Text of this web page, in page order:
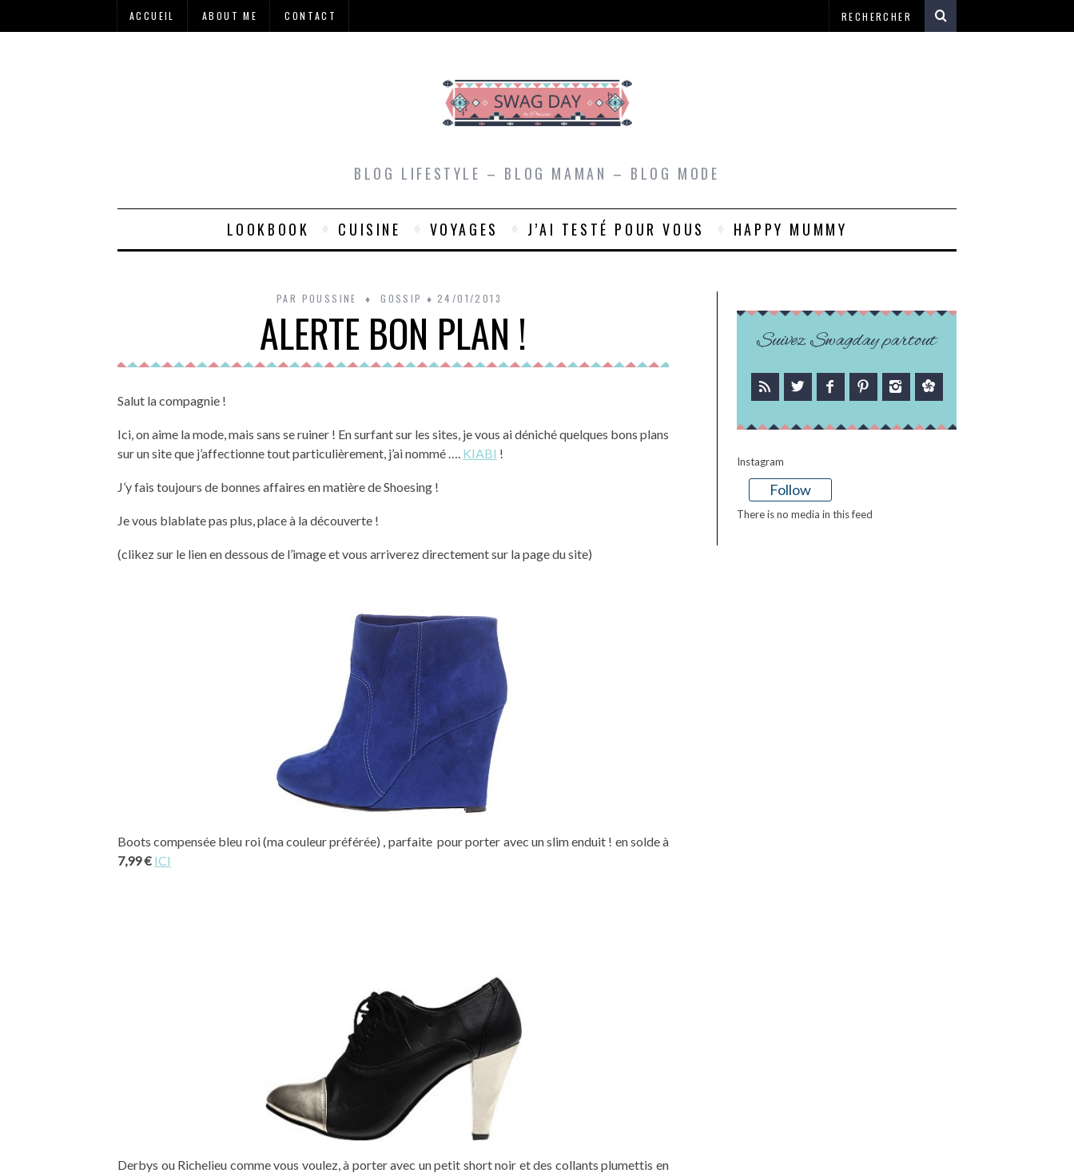
ACCUEIL ABOUT ME CONTACT
BLOG LIFESTYLE – BLOG MAMAN – BLOG MODE
LOOKBOOK CUISINE VOYAGES J’AI TESTÉ POUR VOUS HAPPY MUMMY
PAR POUSSINE GOSSIP 24/01/2013
ALERTE BON PLAN !
Salut la compagnie !
Ici, on aime la mode, mais sans se ruiner ! En surfant sur les sites, je vous ai déniché quelques bons plans
sur un site que j’affectionne tout particulièrement, j’ai nommé …. KIABI !
J’y fais toujours de bonnes affaires en matière de Shoesing !
Je vous blablate pas plus, place à la découverte !
(clikez sur le lien en dessous de l’image et vous arriverez directement sur la page du site)
Boots compensée bleu roi (ma couleur préférée) , parfaite pour porter avec un slim enduit ! en solde à
7,99 € ICI
Derbys ou Richelieu comme vous voulez, à porter avec un petit short noir et des collants plumettis en
Suivez Swagday partout
Instagram
Follow
There is no media in this feed